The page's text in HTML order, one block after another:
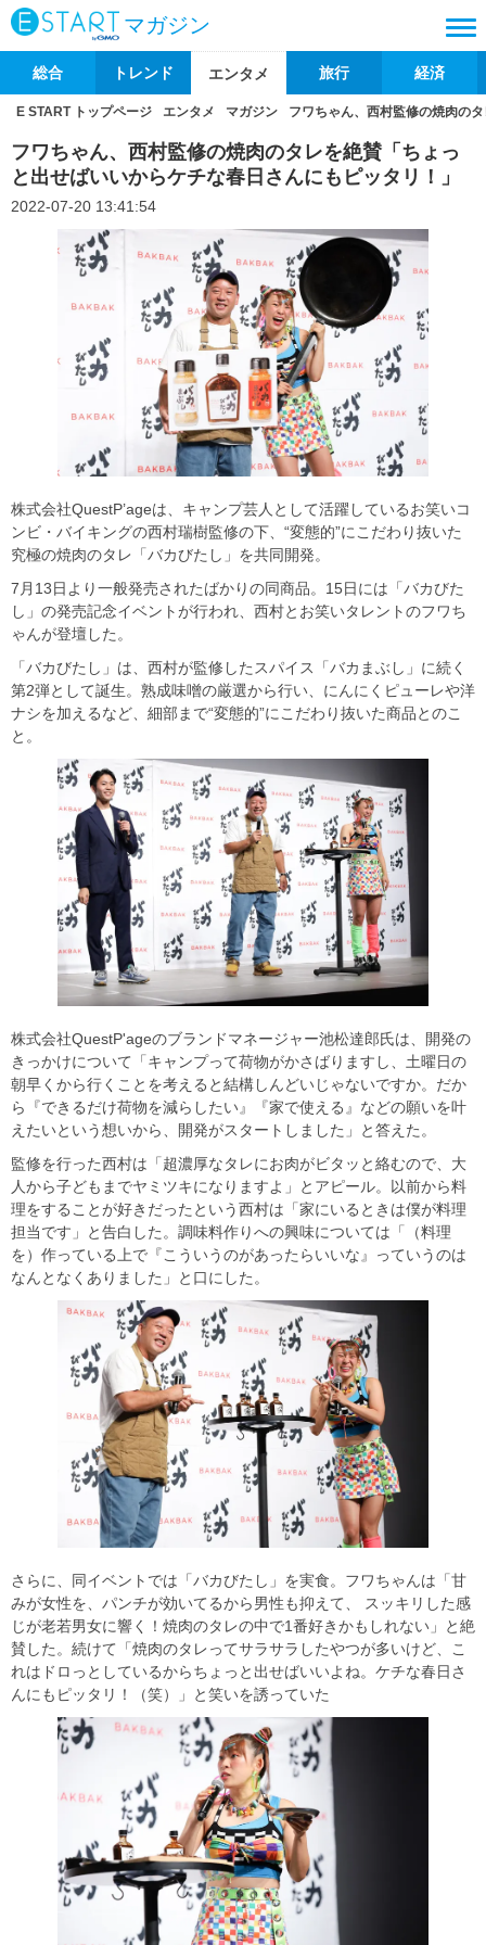
マガジン
総合 トレンド エンタメ 旅行 経済
E START トップページ エンタメ マガジン フワちゃん、西村監修の焼肉の
フワちゃん、西村監修の焼肉のタレを絶賛「ちょっ
と出せばいいからケチな春日さんにもピッタリ！」
2022-07-20 13:41:54
株式会社QuestP’ageは、キャンプ芸人として活躍しているお笑いコ
ンビ・バイキングの西村瑞樹監修の下、“変態的”にこだわり抜いた
究極の焼肉のタレ「バカびたし」を共同開発。
7月13日より一般発売されたばかりの同商品。15日には「バカびた
し」の発売記念イベントが行われ、西村とお笑いタレントのフワち
ゃんが登壇した。
「バカびたし」は、西村が監修したスパイス「バカまぶし」に続く
第2弾として誕生。熟成味噌の厳選から行い、にんにくピューレや洋
ナシを加えるなど、細部まで“変態的”にこだわり抜いた商品とのこ
と。
株式会社QuestP'ageのブランドマネージャー池松達郎氏は、開発の
きっかけについて「キャンプって荷物がかさばりますし、土曜日の
朝早くから行くことを考えると結構しんどいじゃないですか。だか
ら『できるだけ荷物を減らしたい』『家で使える』などの願いを叶
えたいという想いから、開発がスタートしました」と答えた。
監修を行った西村は「超濃厚なタレにお肉がビタッと絡むので、大
人から子どもまでヤミツキになりますよ」とアピール。以前から料
理をすることが好きだったという西村は「家にいるときは僕が料理
担当です」と告白した。調味料作りへの興味については「（料理
を）作っている上で『こういうのがあったらいいな』っていうのは
なんとなくありました」と口にした。
さらに、同イベントでは「バカびたし」を実食。フワちゃんは「甘
みが女性を、パンチが効いてるから男性も抑えて、 スッキリした感
じが老若男女に響く！焼肉のタレの中で1番好きかもしれない」と絶
賛した。続けて「焼肉のタレってサラサラしたやつが多いけど、こ
れはドロっとしているからちょっと出せばいいよね。ケチな春日さ
んにもピッタリ！（笑）」と笑いを誘っていた